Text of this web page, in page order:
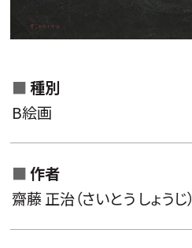
種別
B絵画
作者
齋藤 正治（さいとう しょうじ）